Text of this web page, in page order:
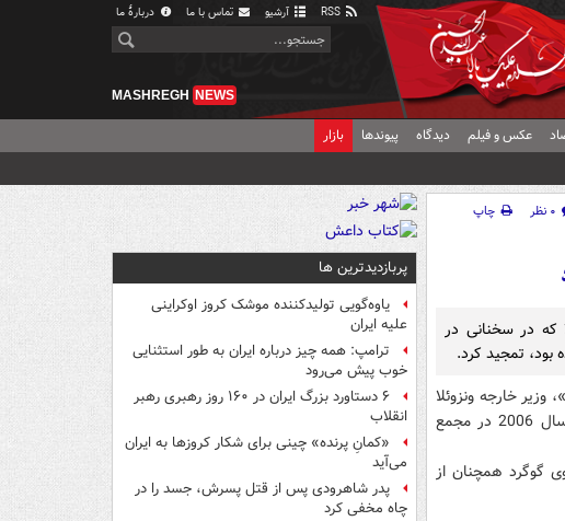
آرشیو تماس با ما دربارهٔ ما
MASHREGH NEWS
عکس و فیلم دیدگاه پیوندها بازار
۰ نظر
چاپ
که در سخنانی در
تمجید کرد.
وزیر خارجه ونزوئلا
روز چهارشنبه (14 مارس) بار دیگر گزیده‌هایی از سخنرانی هوگو چاوز در سال 2006 در مجمع
گوگرد همچنان از
پربازدیدترین ها
یاوه‌گویی تولیدکننده موشک کروز اوکراینی
علیه ایران
ترامپ: همه چیز درباره ایران به طور استثنایی
خوب پیش می‌رود
۶ دستاورد بزرگ ایران در ۱۶۰ روز رهبری رهبر
انقلاب
«کمانِ پرنده» چینی برای شکار کروزها به ایران
می‌آید
پدر شاهرودی پس از قتل پسرش، جسد را در
چاه مخفی کرد